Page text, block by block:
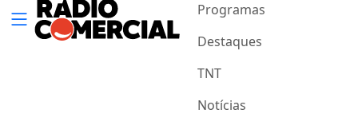
Programas
Destaques
TNT
Notícias